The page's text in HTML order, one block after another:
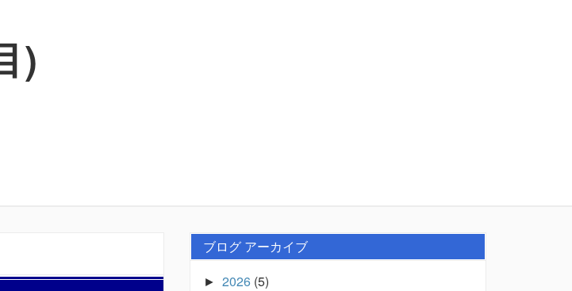
)
ブログ アーカイブ
► 2026 (5)